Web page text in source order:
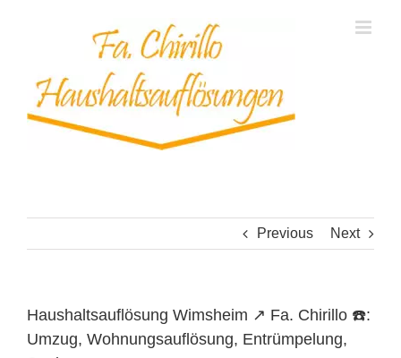
Previous Next
Haushaltsauflösung Wimsheim ↗️ Fa. Chirillo ☎️:
Umzug, Wohnungsauflösung, Entrümpelung,